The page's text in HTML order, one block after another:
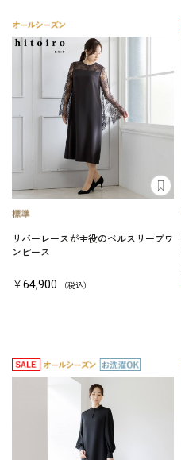
リバーレースが主役のベルスリーブワ
ンピース
￥64,900 （税込）